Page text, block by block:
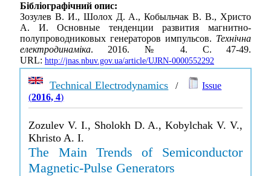
Бібліографічний опис:
Зозулев В. И., Шолох Д. А., Кобыльчак В. В., Христо
А. И. Основные тенденции развития магнитно-
полупроводниковых генераторов импульсов. Технічна
електродинаміка. 2016. № 4. С. 47-49.
URL: http://jnas.nbuv.gov.ua/article/UJRN-0000552292
Technical Electrodynamics /
Issue
(2016, 4)
Zozulev V. I., Sholokh D. A., Kobylchak V. V.,
Khristo A. I.
The Main Trends of Semiconductor
Magnetic-Pulse Generators